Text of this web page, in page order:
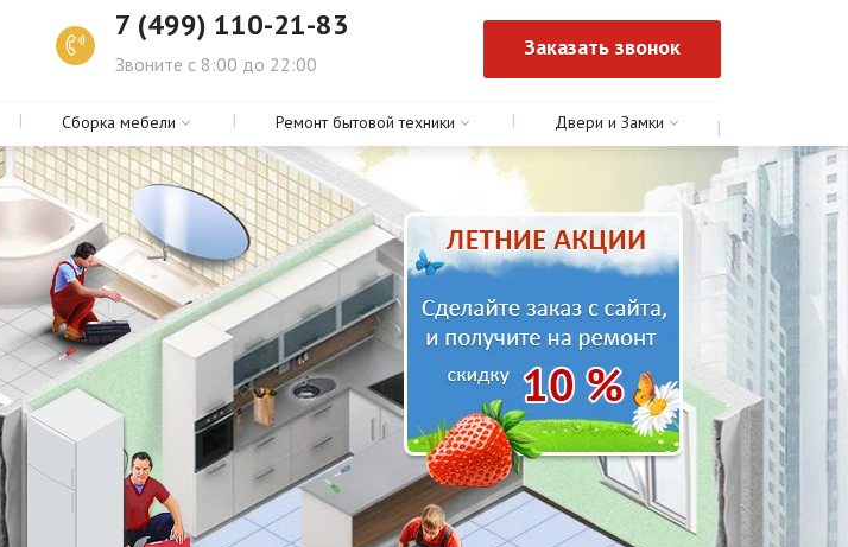
7 (499) 110-21-83
Звоните с 8:00 до 22:00
Заказать звонок
Сборка мебели Ремонт бытовой техники Двери и Замки